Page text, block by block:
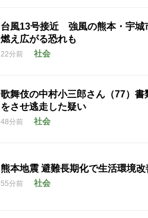
台風13号接近 強風の熊本・宇
燃え広がる恐れも
22分前 社会
歌舞伎の中村小三郎さん（77）
をさせ逃走した疑い
48分前 社会
熊本地震 避難長期化で生活環境
55分前 社会